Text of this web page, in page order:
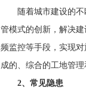
随着城市建设的
管模式的创新，解决
频监控等手段，实现
成的、综合的工地管理
2、常见隐患